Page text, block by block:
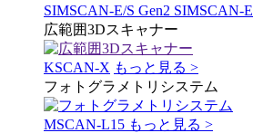
SIMSCAN-E/S Gen2 SIMSCAN-E
広範囲3Dスキャナー
KSCAN-X もっと見る >
フォトグラメトリシステム
MSCAN-L15 もっと見る >